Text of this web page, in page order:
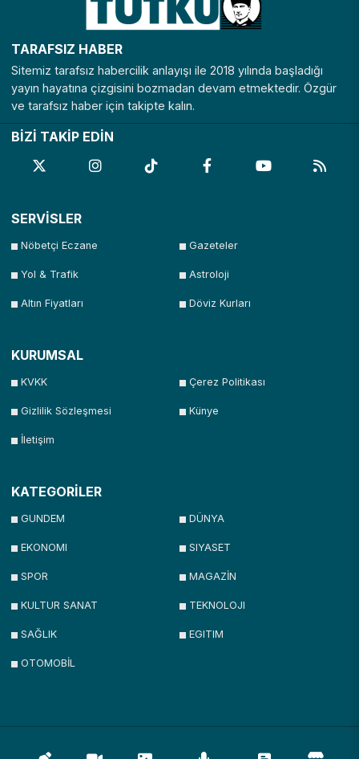
TARAFSIZ HABER
Sitemiz tarafsız habercilik anlayışı ile 2018 yılında başladığı
yayın hayatına çizgisini bozmadan devam etmektedir. Özgür
ve tarafsız haber için takipte kalın.
BİZİ TAKİP EDİN
SERVİSLER
Nöbetçi Eczane Gazeteler
Yol & Trafik Astroloji
Altın Fiyatları Döviz Kurları
KURUMSAL
KVKK Çerez Politikası
Gizlilik Sözleşmesi Künye
İletişim
KATEGORİLER
GUNDEM DÜNYA
EKONOMI SIYASET
SPOR MAGAZİN
KULTUR SANAT TEKNOLOJI
SAĞLIK EGITIM
OTOMOBİL